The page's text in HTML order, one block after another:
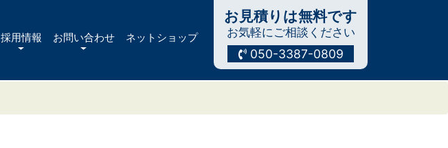
採用情報 お問い合わせ ネットショップ
お見積りは無料です
お気軽にご相談ください
050-3387-0809